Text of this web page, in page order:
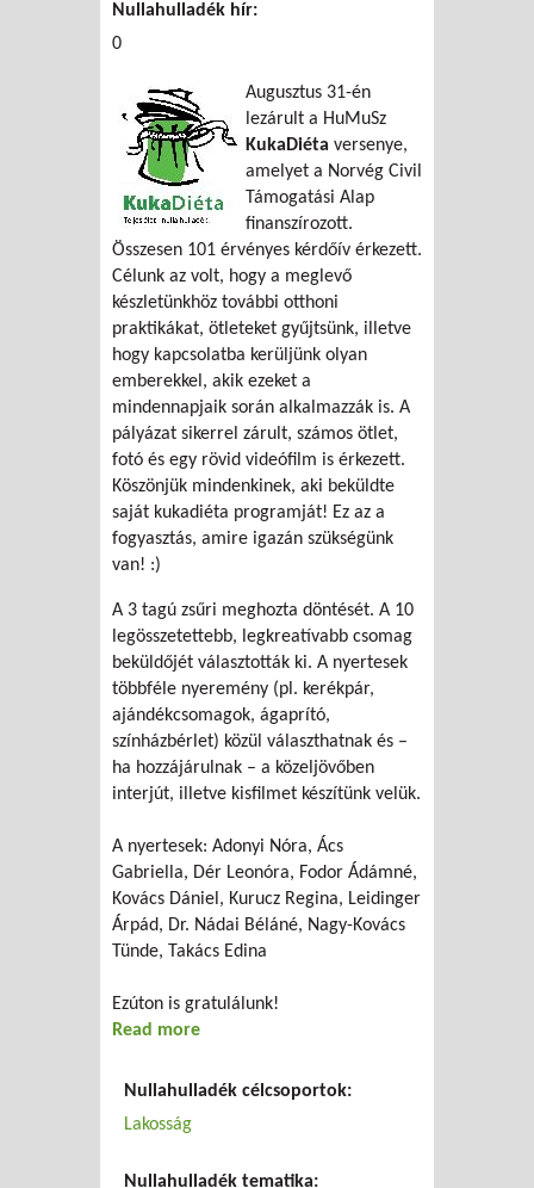
Nullahulladék hír:
0
Augusztus 31-én
lezárult a HuMuSz
KukaDiéta versenye,
amelyet a Norvég Civil
Támogatási Alap
finanszírozott.
Összesen 101 érvényes kérdőív érkezett.
Célunk az volt, hogy a meglevő
készletünkhöz további otthoni
praktikákat, ötleteket gyűjtsünk, illetve
hogy kapcsolatba kerüljünk olyan
emberekkel, akik ezeket a
mindennapjaik során alkalmazzák is. A
pályázat sikerrel zárult, számos ötlet,
fotó és egy rövid videófilm is érkezett.
Köszönjük mindenkinek, aki beküldte
saját kukadiéta programját! Ez az a
fogyasztás, amire igazán szükségünk
van! :)
A 3 tagú zsűri meghozta döntését. A 10
legösszetettebb, legkreatívabb csomag
beküldőjét választották ki. A nyertesek
többféle nyeremény (pl. kerékpár,
ajándékcsomagok, ágaprító,
színházbérlet) közül választhatnak és –
ha hozzájárulnak – a közeljövőben
interjút, illetve kisfilmet készítünk velük.
A nyertesek: Adonyi Nóra, Ács
Gabriella, Dér Leonóra, Fodor Ádámné,
Kovács Dániel, Kurucz Regina, Leidinger
Árpád, Dr. Nádai Béláné, Nagy-Kovács
Tünde, Takács Edina
Ezúton is gratulálunk!
Read more
Nullahulladék célcsoportok:
Lakosság
Nullahulladék tematika: